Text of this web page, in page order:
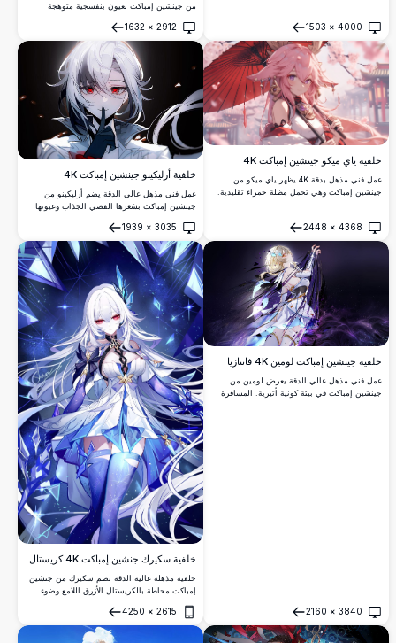
4000
×
1503
فتح
من جينشين إمباكت بعيون بنفسجية متوهجة
يعرض أرشون الكهرباء في جو مظلم ساحر مع
إضاءة أثيرية وعناصر بصرية ديناميكية.
2912
×
1632
فتح
خلفية ياي ميكو جينشين إمباكت 4K
عمل فني مذهل بدقة 4K يظهر ياي ميكو من
جينشين إمباكت وهي تحمل مظلة حمراء تقليدية.
من أزهار الكرز، مثالية لخلفيات سطح المكتب.
4368
×
2448
فتح
خلفية أرليكينو جينشين إمباكت 4K
عمل فني مذهل عالي الدقة يضم أرليكينو من
جينشين إمباكت بشعرها الفضي الجذاب وعيونها
درامية وأسلوب فني أنمي مفصل، مثالية لعشاق
الألعاب ومحبي الأنمي الباحثين عن خلفيات سطح
مكتب عالية الجودة.
3035
×
1939
فتح
خلفية جينشين إمباكت لومين 4K فانتازيا
عمل فني مذهل عالي الدقة يعرض لومين من
جينشين إمباكت في بيئة كونية أثيرية. المسافرة
3840
×
2160
فتح
خلفية سكيرك جنشين إمباكت 4K كريستال
خلفية مذهلة عالية الدقة تضم سكيرك من جنشين
إمباكت محاطة بالكريستال الأزرق اللامع وضوء
معقدة مع الشعر الأبيض المتدفق والزي الأنيق
وتشكيلات الكريستال الصوفية التي تخلق جواً
2615
×
4250
فتح